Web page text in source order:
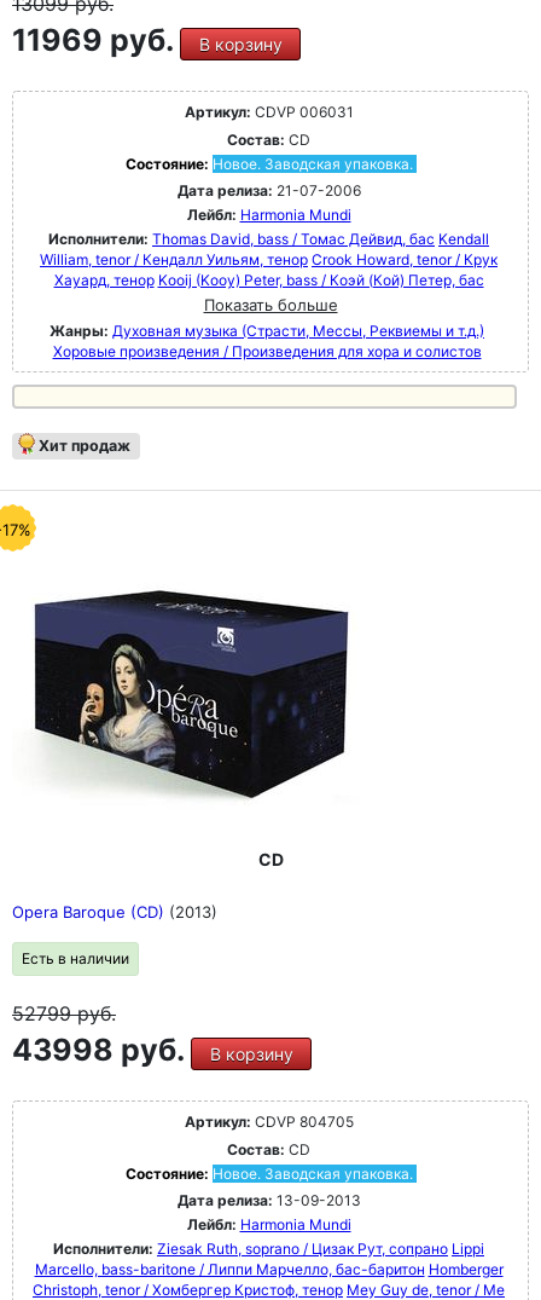
11969 руб. В корзину
Артикул: CDVP 006031
Состав: CD
Состояние: Новое. Заводская упаковка.
Дата релиза: 21-07-2006
Лейбл: Harmonia Mundi
Исполнители: Thomas David, bass / Томас Дейвид, бас Kendall
William, tenor / Кендалл Уильям, тенор Crook Howard, tenor / Крук
Хауард, тенор Kooij (Kooy) Peter, bass / Коэй (Кой) Петер, бас
Показать больше
Жанры: Духовная музыка (Страсти, Мессы, Реквиемы и т.д.)
Хоровые произведения / Произведения для хора и солистов
Хит продаж
CD
Opera Baroque (CD) (2013)
Есть в наличии
52799руб.
43998 руб. В корзину
Артикул: CDVP 804705
Состав: CD
Состояние: Новое. Заводская упаковка.
Дата релиза: 13-09-2013
Лейбл: Harmonia Mundi
Исполнители: Ziesak Ruth, soprano / Цизак Рут, сопрано Lippi
Marcello, bass-baritone / Липпи Марчелло, бас-баритон Homberger
Christoph, tenor / Хомбергер Кристоф, тенор Mey Guy de, tenor / Ме